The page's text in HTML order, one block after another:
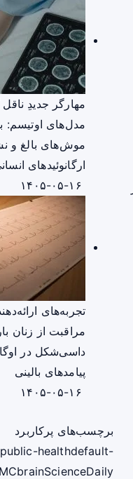
مدل‌های اوتیسم:
موش‌های بالغ و
ارگانوئیدهای
تجربه‌های
مراقبت از زنان
داسی‌شکل در
پیامدهای بالینی
برچسب‌های پرکاربرد
public-healthdefault-
brainScienceDaily